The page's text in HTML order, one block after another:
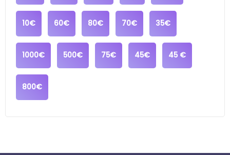
10€ 60€ 80€ 70€ 35€
1000€ 500€ 75€ 45€ 45 €
800€